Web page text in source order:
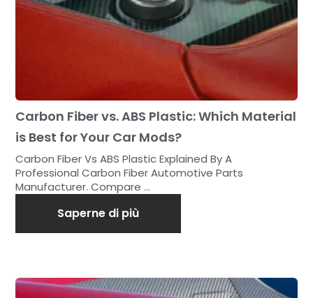
Carbon Fiber vs. ABS Plastic: Which Material
is Best for Your Car Mods?
Carbon Fiber Vs ABS Plastic Explained By A
Professional Carbon Fiber Automotive Parts
Manufacturer. Compare ...
Saperne di più